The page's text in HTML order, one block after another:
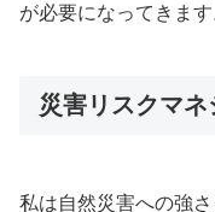
が必要になってきます
災害リスクマネ
私は自然災害への強さ